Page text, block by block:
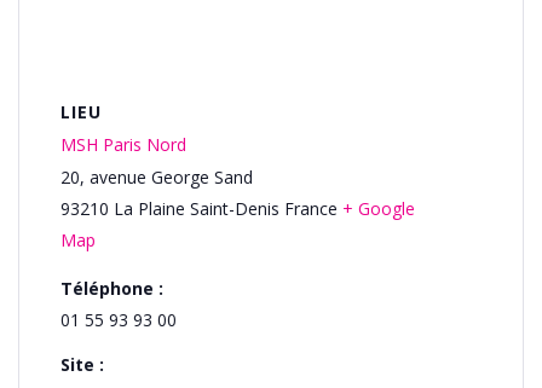
LIEU
MSH Paris Nord
20, avenue George Sand
93210 La Plaine Saint-Denis France + Google
Map
Téléphone :
01 55 93 93 00
Site :